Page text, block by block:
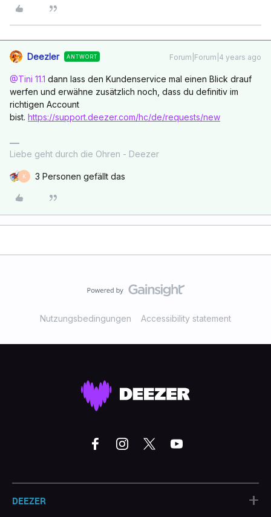
Deezler ANTWORT Forum|Forum|4 years ago
@Tini 11.1 dann lass den Kundenservice mal einen Blick drauf
werfen und erwähne zusätzlich noch, dass du definitiv im
richtigen Account
bist. https://support.deezer.com/hc/de/requests/new
Liebe geht durch die Ohren - Deezer
K 3 Personen gefällt das
Nutzungsbedingungen Accessibility statement
DEEZER +